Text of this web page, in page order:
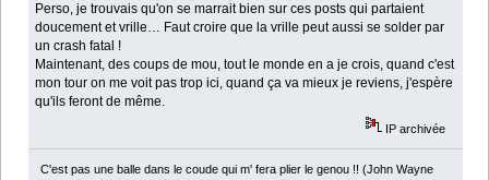
Perso, je trouvais qu'on se marrait bien sur ces posts qui partaient
doucement et vrille… Faut croire que la vrille peut aussi se solder par
un crash fatal !
Maintenant, des coups de mou, tout le monde en a je crois, quand c'est
mon tour on me voit pas trop ici, quand ça va mieux je reviens, j'espère
qu'ils feront de même.
IP archivée
C'est pas une balle dans le coude qui m' fera plier le genou !! (John Wayne